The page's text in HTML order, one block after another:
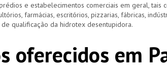
e estabelecimentos comerciais em geral, tais
farmácias, escritórios, pizzarias, fábricas,
qualificação da hidrotex desentupidora.
oferecidos em